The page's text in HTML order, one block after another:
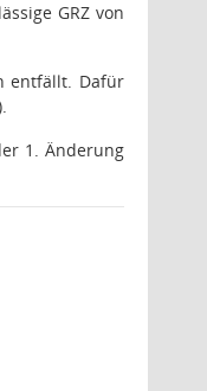
GRZ von
entfällt. Dafür
1. Änderung